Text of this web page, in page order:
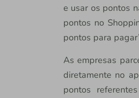
e usar os pontos
pontos no
pontos para
As empresas
diretamente no
pontos